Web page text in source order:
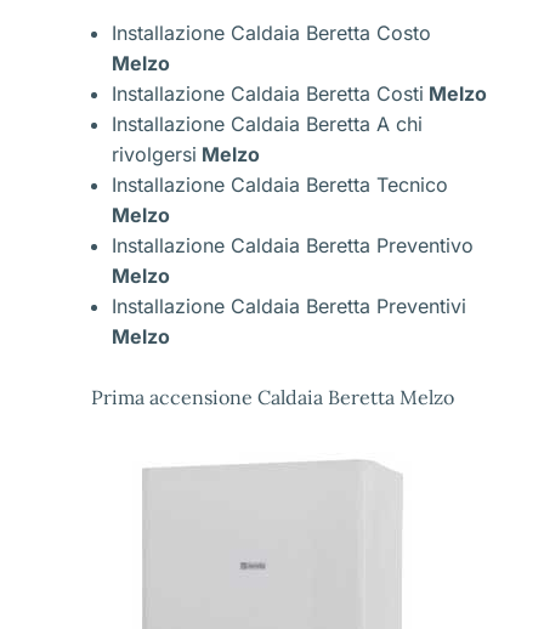
Installazione Caldaia Beretta Costo
Melzo
Installazione Caldaia Beretta Costi Melzo
Installazione Caldaia Beretta A chi
rivolgersi Melzo
Installazione Caldaia Beretta Tecnico
Melzo
Installazione Caldaia Beretta Preventivo
Melzo
Installazione Caldaia Beretta Preventivi
Melzo
Prima accensione Caldaia Beretta Melzo